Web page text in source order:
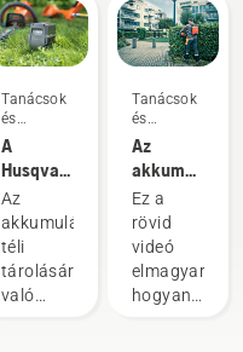
Tanácsok
és
útmutatók
A
Husqvarna
akkumulátor
téli
tárolása
Az
akkumulátorok
téli
tárolására
való
Tanácsok
és
útmutatók
Az
akkumulátor-
hátizsák
helyes
felhelyezése
és
beigazítása
Ez a
rövid
videó
hogyan